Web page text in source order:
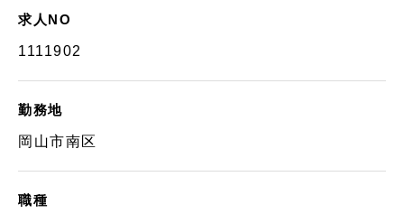
求人NO
1111902
勤務地
岡山市南区
職種